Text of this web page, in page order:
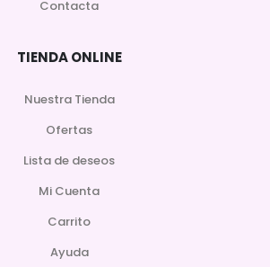
Contacta
TIENDA ONLINE
Nuestra Tienda
Ofertas
Lista de deseos
Mi Cuenta
Carrito
Ayuda